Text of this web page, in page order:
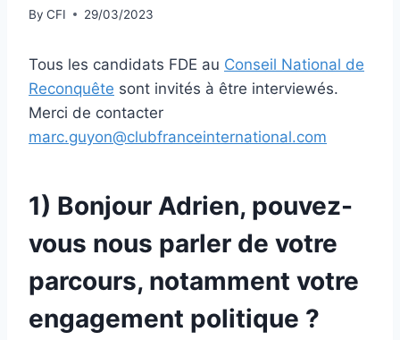
By CFI 29/03/2023
Tous les candidats FDE au Conseil National de
Reconquête sont invités à être interviewés.
Merci de contacter
marc.guyon@clubfranceinternational.com
1) Bonjour Adrien, pouvez-
vous nous parler de votre
parcours, notamment votre
engagement politique ?